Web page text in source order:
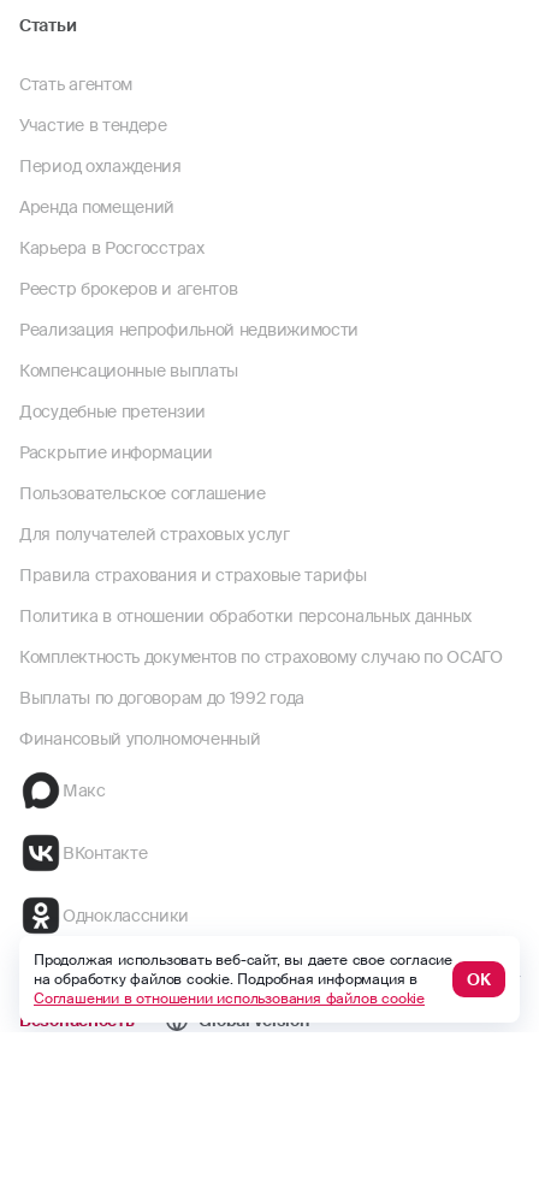
Статьи
Стать агентом
Участие в тендере
Период охлаждения
Аренда помещений
Карьера в Росгосстрах
Реестр брокеров и агентов
Реализация непрофильной недвижимости
Компенсационные выплаты
Досудебные претензии
Раскрытие информации
Пользовательское соглашение
Для получателей страховых услуг
Правила страхования и страховые тарифы
Политика в отношении обработки персональных данных
Комплектность документов по страховому случаю по ОСАГО
Выплаты по договорам до 1992 года
Финансовый уполномоченный
Макс
ВКонтакте
Одноклассники
Безопасность Global version
Продолжая использовать веб-сайт, вы даете свое согласие
на обработку файлов cookie. Подробная информация в
Соглашении в отношении использования файлов cookie
ОК